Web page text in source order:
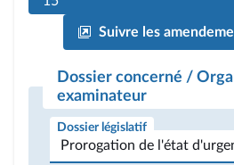
Suivre les
Dossier concerné /
examinateur
Dossier législatif